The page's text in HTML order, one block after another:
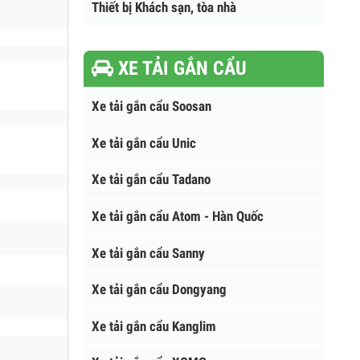
Thùng rác ngoài trời
Thiết bị Khách sạn, tòa nhà
XE TẢI GẮN CẨU
Xe tải gắn cẩu Soosan
Xe tải gắn cẩu Unic
Xe tải gắn cẩu Tadano
Xe tải gắn cẩu Atom - Hàn Quốc
Xe tải gắn cẩu Sanny